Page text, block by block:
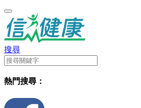
搜尋
熱門搜尋：